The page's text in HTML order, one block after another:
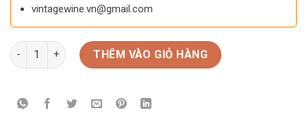
vintagewine.vn@gmail.com
Rượu vang Chile CRUCERO Sauvignon Blanc – Rượu vang
THÊM VÀO GIỎ HÀNG